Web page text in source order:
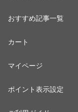
おすすめ記事一覧
カート
マイページ
ポイント表示設定